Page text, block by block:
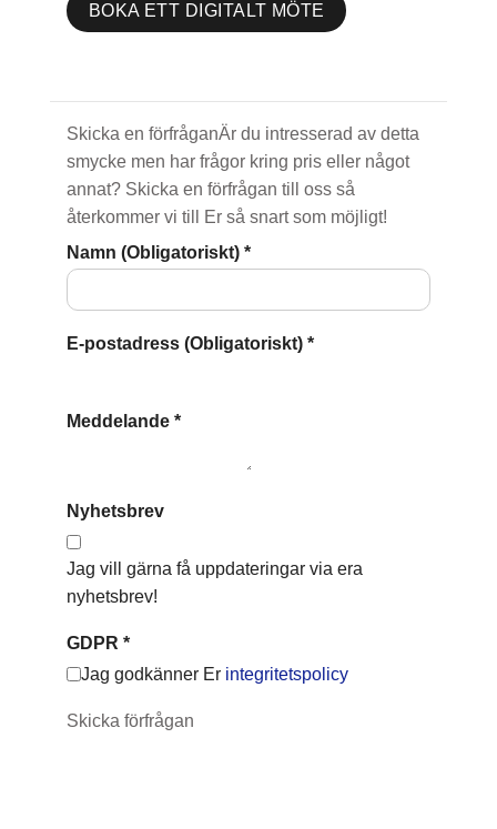
BOKA ETT DIGITALT MÖTE
Skicka en förfråganÄr du intresserad av detta
smycke men har frågor kring pris eller något
annat? Skicka en förfrågan till oss så
återkommer vi till Er så snart som möjligt!
Namn (Obligatoriskt) *
E-postadress (Obligatoriskt) *
Meddelande *
Nyhetsbrev
Jag vill gärna få uppdateringar via era
nyhetsbrev!
GDPR *
Jag godkänner Er integritetspolicy
Skicka förfrågan